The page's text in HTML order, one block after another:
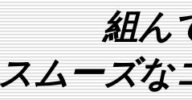
組ん
ムーズな